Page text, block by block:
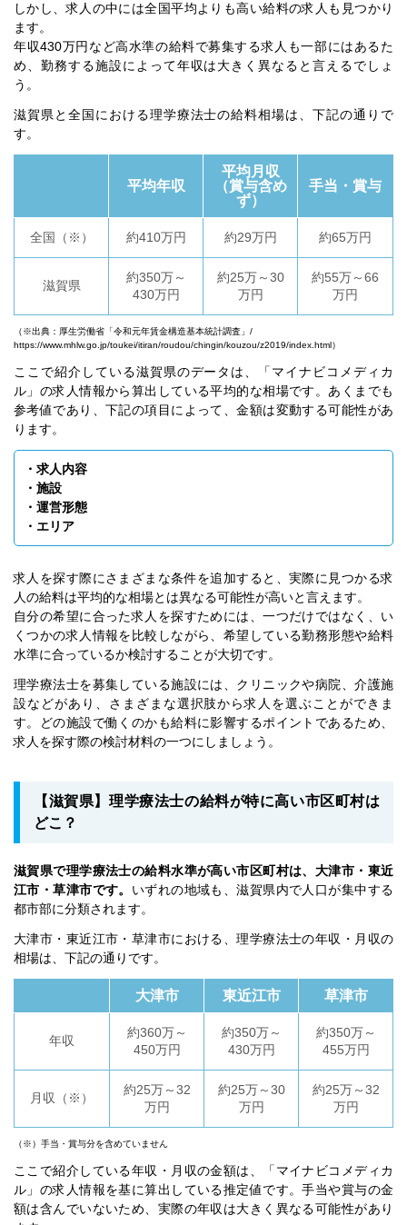
しかし、求人の中には全国平均よりも高い給料の求人も見つかり
ます。
年収430万円など高水準の給料で募集する求人も一部にはあるた
め、勤務する施設によって年収は大きく異なると言えるでしょ
う。
滋賀県と全国における理学療法士の給料相場は、下記の通りで
す。
平均年収
平均月収
（賞与含め
ず）
手当・賞与
全国（※） 約410万円 約29万円 約65万円
滋賀県
約350万～
430万円
約25万～30
万円
約55万～66
万円
（※出典：厚生労働省「令和元年賃金構造基本統計調査」/
https://www.mhlw.go.jp/toukei/itiran/roudou/chingin/kouzou/z2019/index.html）
ここで紹介している滋賀県のデータは、「マイナビコメディカ
ル」の求人情報から算出している平均的な相場です。あくまでも
参考値であり、下記の項目によって、金額は変動する可能性があ
ります。
・求人内容
・施設
・運営形態
・エリア
求人を探す際にさまざまな条件を追加すると、実際に見つかる求
人の給料は平均的な相場とは異なる可能性が高いと言えます。
自分の希望に合った求人を探すためには、一つだけではなく、い
くつかの求人情報を比較しながら、希望している勤務形態や給料
水準に合っているか検討することが大切です。
理学療法士を募集している施設には、クリニックや病院、介護施
設などがあり、さまざまな選択肢から求人を選ぶことができま
す。どの施設で働くのかも給料に影響するポイントであるため、
求人を探す際の検討材料の一つにしましょう。
【滋賀県】理学療法士の給料が特に高い市区町村は
どこ？
滋賀県で理学療法士の給料水準が高い市区町村は、大津市・東近
江市・草津市です。 いずれの地域も、滋賀県内で人口が集中する
都市部に分類されます。
大津市・東近江市・草津市における、理学療法士の年収・月収の
相場は、下記の通りです。
大津市 東近江市 草津市
年収
約360万～
450万円
約350万～
430万円
約350万～
455万円
月収（※）
約25万～32
万円
約25万～30
万円
約25万～32
万円
（※）手当・賞与分を含めていません
ここで紹介している年収・月収の金額は、「マイナビコメディカ
ル」の求人情報を基に算出している推定値です。手当や賞与の金
額は含んでいないため、実際の年収は大きく異なる可能性があり